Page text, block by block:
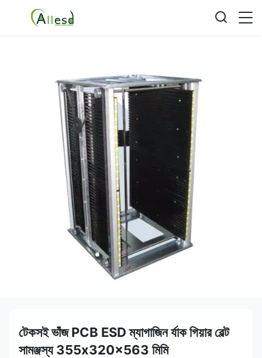
টেকসই ভাঁজ PCB ESD ম্যাগাজিন র্যাক গিয়ার বেল্ট
সামঞ্জস্য 355x320x563 মিমি